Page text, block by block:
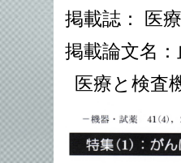
掲載誌： 医
掲載論文名
医療と検査